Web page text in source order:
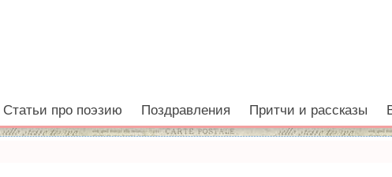
Статьи про поэзию Поздравления Притчи и рассказы